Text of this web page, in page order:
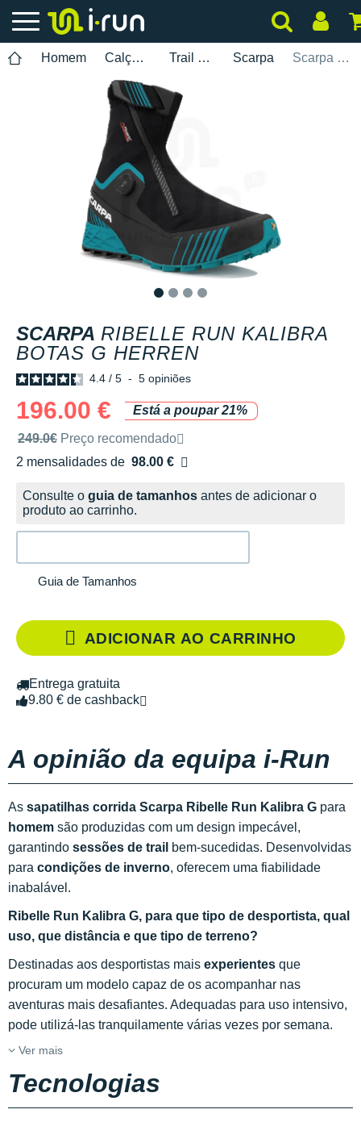
Homem Calçados Trail Running Scarpa Scarpa Ribelle Run Kalibra Botas G Herren
SCARPA RIBELLE RUN KALIBRA
BOTAS G HERREN
4.4 / 5 - 5 opiniões
196.00 €
Está a poupar 21%
Preço de venda recomendado pela marca
249.0€ Preço recomendado
2 mensalidades de 98.00 €
sem custos
Consulte o guia de tamanhos antes de adicionar o
produto ao carrinho.
Guia de Tamanhos
ADICIONAR AO CARRINHO
Entrega gratuita
9.80 € de cashback
A opinião da equipa i-Run
As sapatilhas corrida Scarpa Ribelle Run Kalibra G para
homem são produzidas com um design impecável,
garantindo sessões de trail bem-sucedidas. Desenvolvidas
para condições de inverno, oferecem uma fiabilidade
inabalável.
Ribelle Run Kalibra G, para que tipo de desportista, qual
uso, que distância e que tipo de terreno?
Destinadas aos desportistas mais experientes que
procuram um modelo capaz de os acompanhar nas
aventuras mais desafiantes. Adequadas para uso intensivo,
pode utilizá-las tranquilamente várias vezes por semana.
Ver mais
Tecnologias